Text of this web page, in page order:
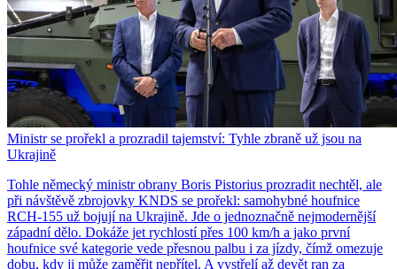
Ministr se prořekl a prozradil tajemství: Tyhle zbraně už jsou na
Ukrajině
Tohle německý ministr obrany Boris Pistorius prozradit nechtěl, ale
při návštěvě zbrojovky KNDS se prořekl: samohybné houfnice
RCH-155 už bojují na Ukrajině. Jde o jednoznačně nejmodernější
západní dělo. Dokáže jet rychlostí přes 100 km/h a jako první
houfnice své kategorie vede přesnou palbu i za jízdy, čímž omezuje
dobu, kdy ji může zaměřit nepřítel. A vystřelí až devět ran za